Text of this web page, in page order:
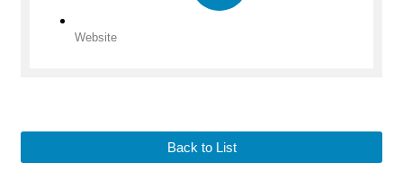
Website
Back to List